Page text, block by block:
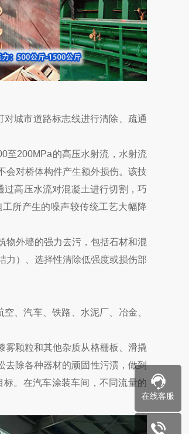
城市道路标志线进行清除、疏通
至200MPa的高压水射流，水射流
会对桥体构件产生额外损伤。该技
高压水流对混凝土进行切割，巧
所产生的噪声较传统工艺大幅降
物外墙的强力去污，包括石材和混
力）、选择性清除低强度或损伤部
、汽车、铁路、水泥厂、冶金、
雾颗粒和其他杂质从格栅板、滑撬
去除各种器材的顽固性污渍，做到
。在汽车涂装车间，不同流量的
在线客服